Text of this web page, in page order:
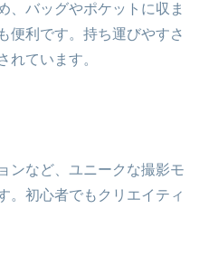
、バッグやポケットに収ま
便利です。持ち運びやすさ
れています。
ンなど、ユニークな撮影モ
。初心者でもクリエイティ